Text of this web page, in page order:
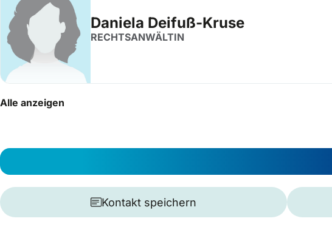
Daniela Deifuß-Kruse
RECHTSANWÄLTIN
Alle anzeigen
Kontakt speichern